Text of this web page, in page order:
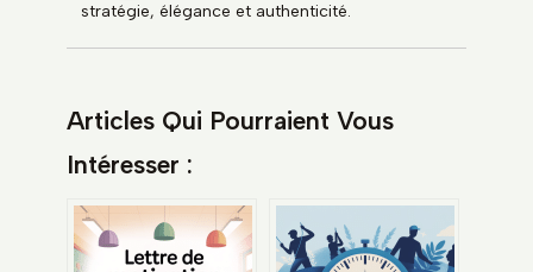
stratégie, élégance et authenticité.
Articles Qui Pourraient Vous
Intéresser :